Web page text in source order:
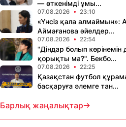
— өткенімді ұмы...
07.08.2026 23:10
«Үнсіз қала алмаймын»:
Аймағанова әйелдер...
07.08.2026 22:54
"Діндар болып көрінемін
қорықты ма?". Бекбо...
07.08.2026 22:25
Қазақстан футбол
басқаруға әлемге тан...
Барлық жаңалықтар